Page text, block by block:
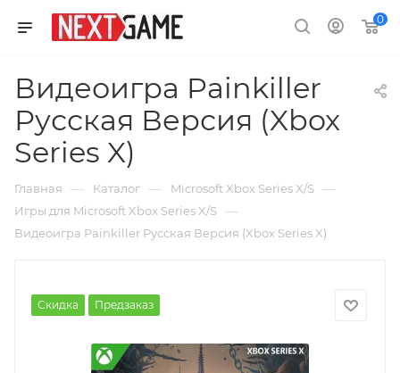
0
Видеоигра Painkiller
Русская Версия (Xbox
Series X)
Главная — Каталог — Microsoft Xbox Series X/S —
Игры для Microsoft Xbox Series X/S —
Видеоигра Painkiller Русская Версия (Xbox Series X)
Скидка Предзаказ